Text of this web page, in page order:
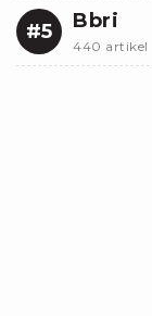
#5 Bbri
440 artikel